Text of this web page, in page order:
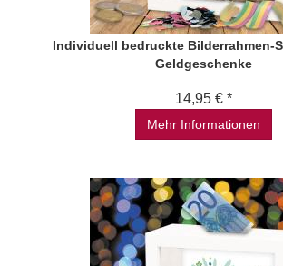
Individuell bedruckte Bilderrahmen-
Geldgeschenke
14,95 € *
Mehr Informationen